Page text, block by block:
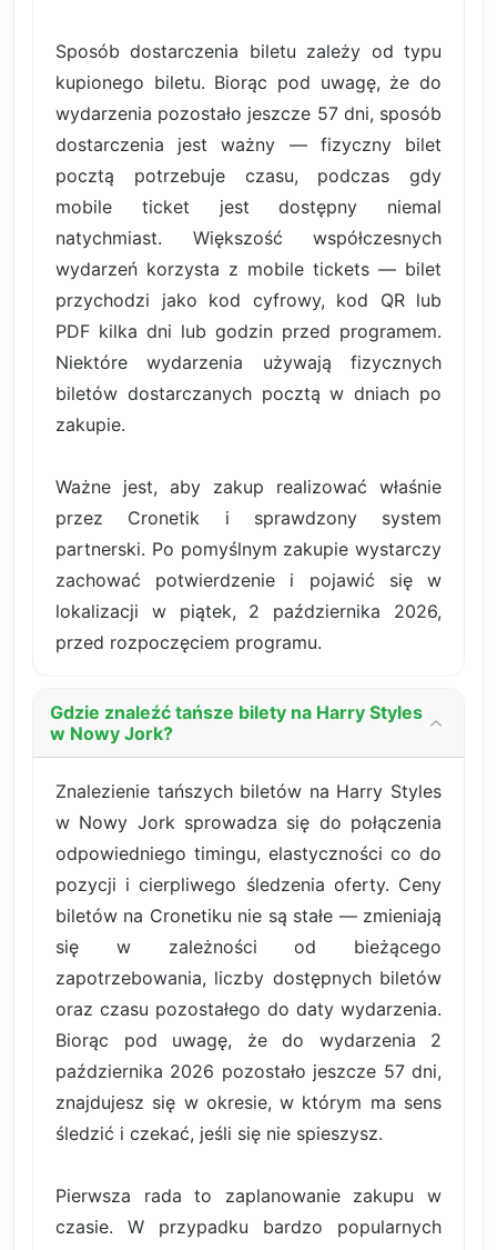
Sposób dostarczenia biletu zależy od typu
kupionego biletu. Biorąc pod uwagę, że do
wydarzenia pozostało jeszcze 57 dni, sposób
dostarczenia jest ważny — fizyczny bilet
pocztą potrzebuje czasu, podczas gdy
mobile ticket jest dostępny niemal
natychmiast. Większość współczesnych
wydarzeń korzysta z mobile tickets — bilet
przychodzi jako kod cyfrowy, kod QR lub
PDF kilka dni lub godzin przed programem.
Niektóre wydarzenia używają fizycznych
biletów dostarczanych pocztą w dniach po
zakupie.
Ważne jest, aby zakup realizować właśnie
przez Cronetik i sprawdzony system
partnerski. Po pomyślnym zakupie wystarczy
zachować potwierdzenie i pojawić się w
lokalizacji w piątek, 2 października 2026,
przed rozpoczęciem programu.
Gdzie znaleźć tańsze bilety na Harry Styles
w Nowy Jork?
Znalezienie tańszych biletów na Harry Styles
w Nowy Jork sprowadza się do połączenia
odpowiedniego timingu, elastyczności co do
pozycji i cierpliwego śledzenia oferty. Ceny
biletów na Cronetiku nie są stałe — zmieniają
się w zależności od bieżącego
zapotrzebowania, liczby dostępnych biletów
oraz czasu pozostałego do daty wydarzenia.
Biorąc pod uwagę, że do wydarzenia 2
października 2026 pozostało jeszcze 57 dni,
znajdujesz się w okresie, w którym ma sens
śledzić i czekać, jeśli się nie spieszysz.
Pierwsza rada to zaplanowanie zakupu w
czasie. W przypadku bardzo popularnych